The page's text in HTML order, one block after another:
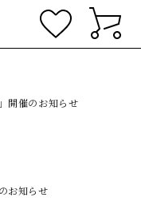
開催のお知らせ
お知らせ